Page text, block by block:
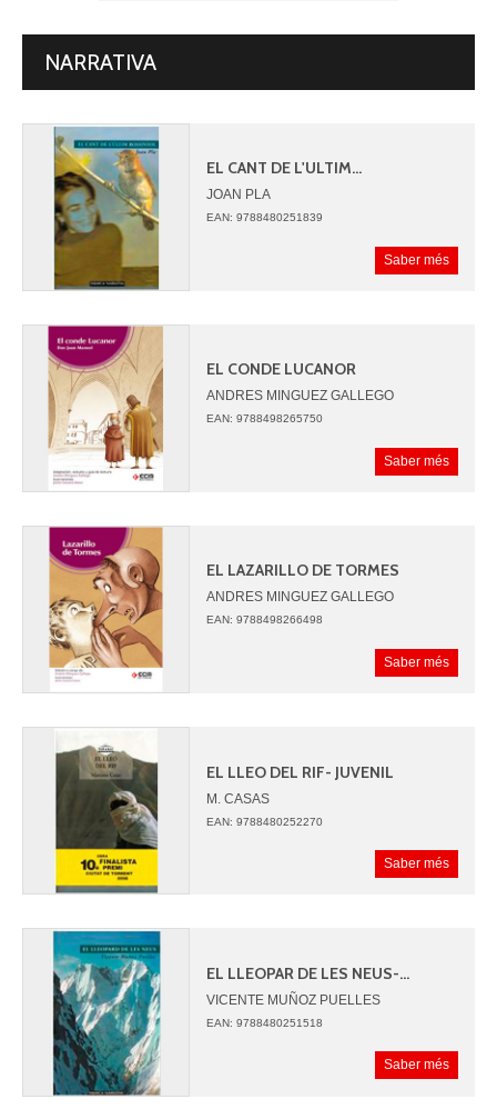
NARRATIVA
EL CANT DE L'ULTIM...
JOAN PLA
EAN: 9788480251839
Saber més
EL CONDE LUCANOR
ANDRES MINGUEZ GALLEGO
EAN: 9788498265750
Saber més
EL LAZARILLO DE TORMES
ANDRES MINGUEZ GALLEGO
EAN: 9788498266498
Saber més
EL LLEO DEL RIF- JUVENIL
M. CASAS
EAN: 9788480252270
Saber més
EL LLEOPAR DE LES NEUS-...
VICENTE MUÑOZ PUELLES
EAN: 9788480251518
Saber més